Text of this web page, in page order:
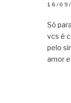
16/09/
Só
vcs é
pelo
amor